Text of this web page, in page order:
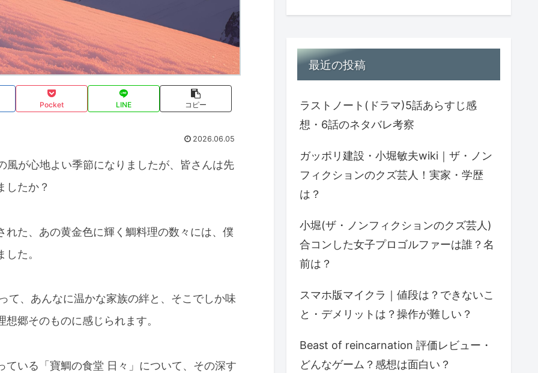
Pocket LINE コピー
2026.06.05
が心地よい季節になりましたが、皆さんは先
したか？
た、あの黄金色に輝く鯛料理の数々には、僕
た。
て、あんなに温かな家族の絆と、そこでしか味
郷そのものに感じられます。
いる「寶鯛の食堂 日々」について、その深す
最近の投稿
ラストノート(ドラマ)5話あらすじ感
想・6話のネタバレ考察
ガッポリ建設・小堀敏夫wiki｜ザ・ノン
フィクションのクズ芸人！実家・学歴
は？
小堀(ザ・ノンフィクションのクズ芸人)
合コンした女子プロゴルファーは誰？名
前は？
スマホ版マイクラ｜値段は？できないこ
と・デメリットは？操作が難しい？
Beast of reincarnation 評価レビュー・
どんなゲーム？感想は面白い？